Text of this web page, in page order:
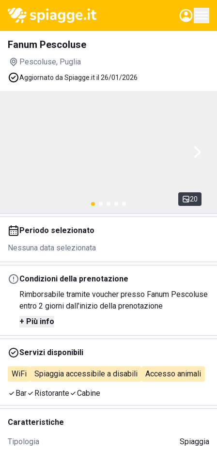
Fanum Pescoluse
Pescoluse, Puglia
Aggiornato da Spiagge.it il 26/01/2026
20
Periodo selezionato
Nessuna data selezionata
Condizioni della prenotazione
Rimborsabile tramite voucher presso Fanum Pescoluse
entro 2 giorni dall'inizio della prenotazione
+ Più info
Servizi disponibili
WiFi Spiaggia accessibile a disabili Accesso animali
Bar Ristorante Cabine
Caratteristiche
Tipologia Spiaggia